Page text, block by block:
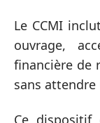
Le CCMI
ouvrage,
financière de
sans
Ce dispositif